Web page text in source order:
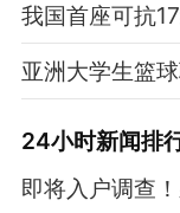
我国首座可抗
亚洲大学生篮
24小时新闻排
即将入户调查